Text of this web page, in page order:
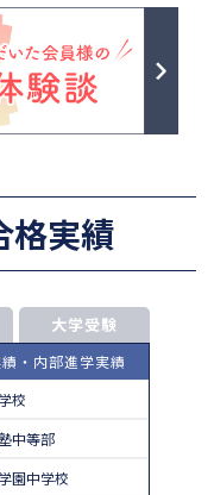
格実績
大学受験
・内部進学実績
校
中等部
園中学校